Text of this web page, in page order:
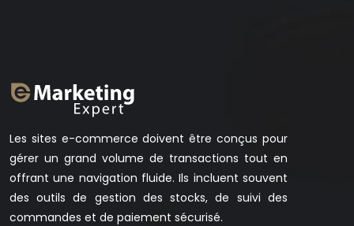
Les sites e-commerce doivent être conçus pour
gérer un grand volume de transactions tout en
offrant une navigation fluide. Ils incluent souvent
des outils de gestion des stocks, de suivi des
commandes et de paiement sécurisé.